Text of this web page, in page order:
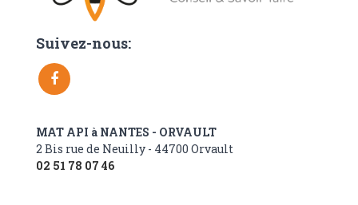
Suivez-nous:
MAT API à NANTES - ORVAULT
2 Bis rue de Neuilly - 44700 Orvault
02 51 78 07 46